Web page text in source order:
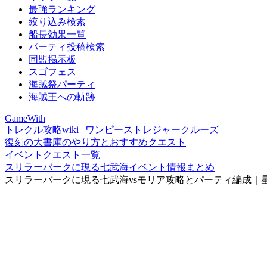
最強ランキング
絞り込み検索
船長効果一覧
パーティ投稿検索
同盟掲示板
スゴフェス
海賊祭パーティ
海賊王への軌跡
GameWith
トレクル攻略wiki | ワンピーストレジャークルーズ
復刻の大書庫のやり方とおすすめクエスト
イベントクエスト一覧
スリラーバークに現る七武海イベント情報まとめ
スリラーバークに現る七武海vsモリア攻略とパーティ編成｜